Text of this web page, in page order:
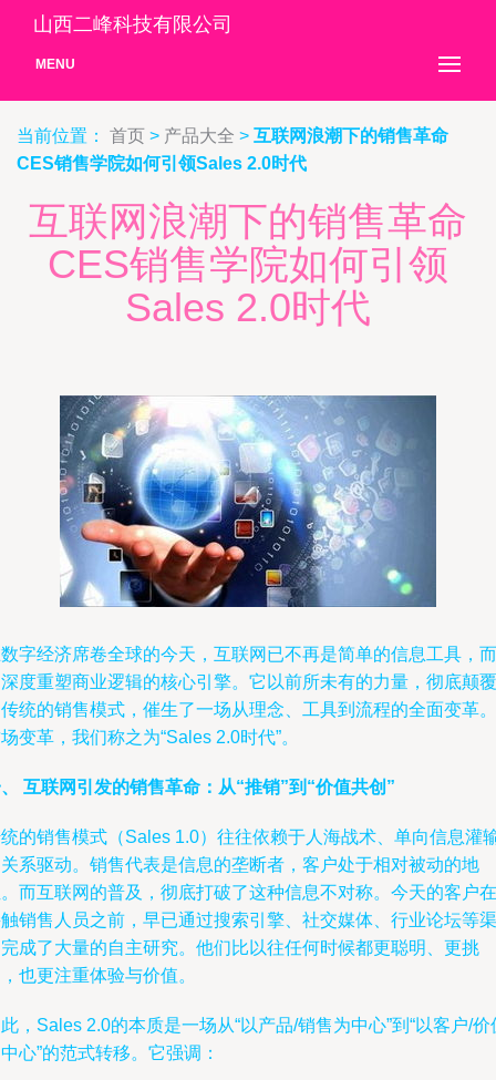
山西二峰科技有限公司
MENU
当前位置： 首页 > 产品大全 > 互联网浪潮下的销售革命
CES销售学院如何引领Sales 2.0时代
互联网浪潮下的销售革命
CES销售学院如何引领
Sales 2.0时代
字经济席卷全球的今天，互联网已不再是简单的信息工具，而
度重塑商业逻辑的核心引擎。它以前所未有的力量，彻底颠覆
统的销售模式，催生了一场从理念、工具到流程的全面变革。
变革，我们称之为“Sales 2.0时代”。
互联网引发的销售革命：从“推销”到“价值共创”
的销售模式（Sales 1.0）往往依赖于人海战术、单向信息灌
系驱动。销售代表是信息的垄断者，客户处于相对被动的地
而互联网的普及，彻底打破了这种信息不对称。今天的客户在
销售人员之前，早已通过搜索引擎、社交媒体、行业论坛等渠
成了大量的自主研究。他们比以往任何时候都更聪明、更挑
也更注重体验与价值。
，Sales 2.0的本质是一场从“以产品/销售为中心”到“以客户/价
心”的范式转移。它强调：